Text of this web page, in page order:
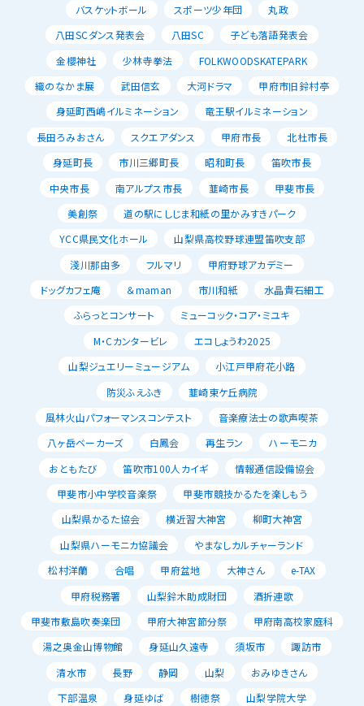
バスケットボール
スポーツ少年団
丸政
八田SCダンス発表会
八田SC
子ども落語発表会
金櫻神社
少林寺拳法
FOLKWOODSKATEPARK
織のなかま展
武田信玄 大河ドラマ
甲府市旧鈴村亭
身延町西嶋イルミネーション
竜王駅イルミネーション
長田ろみおさん
スクエアダンス 甲府市長
北杜市長
身延町長
市川三郷町長 昭和町長
笛吹市長
中央市長
南アルプス市長 韮崎市長
甲斐市長
美創祭
道の駅にしじま和紙の里かみすきパーク
YCC県民文化ホール
山梨県高校野球連盟笛吹支部
淺川那由多
フルマリ
甲府野球アカデミー
ドッグカフェ庵
＆maman 市川和紙
水晶貴石細工
ふらっとコンサート
ミューコック・コア・ミユキ
M・Cカンタービレ
エコしょうわ2025
山梨ジュエリーミュージアム
小江戸甲府花小路
防災ふえふき
韮崎東ケ丘病院
風林火山パフォーマンスコンテスト
音楽療法士の歌声喫茶
八ヶ岳ベーカーズ
白鳳会 再生ラン
ハーモニカ
おともたび
笛吹市100人カイギ
情報通信設備協会
甲斐市小中学校音楽祭
甲斐市競技かるたを楽しもう
山梨県かるた協会
横近習大神宮
柳町大神宮
山梨県ハーモニカ協議会
やまなしカルチャーランド
松村洋蘭
合唱 甲府盆地 大神さん
e-TAX
甲府税務署
山梨鈴木助成財団
酒折連歌
甲斐市敷島吹奏楽団
甲府大神宮節分祭
甲府南高校家庭科
湯之奥金山博物館
身延山久遠寺 須坂市
諏訪市
清水市
長野 静岡 山梨
おみゆきさん
下部温泉
身延ゆば 樹徳祭
山梨学院大学